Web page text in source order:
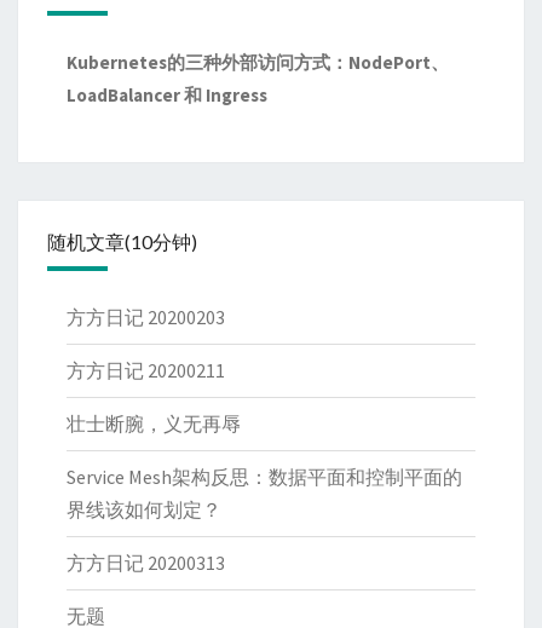
Kubernetes的三种外部访问方式：NodePort、
LoadBalancer 和 Ingress
随机文章(10分钟)
方方日记 20200203
方方日记 20200211
壮士断腕，义无再辱
Service Mesh架构反思：数据平面和控制平面的
界线该如何划定？
方方日记 20200313
无题